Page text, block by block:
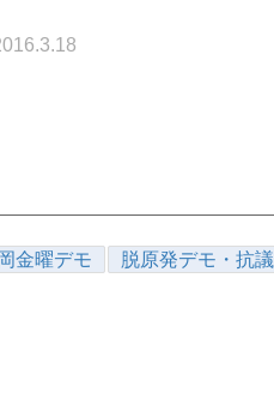
金曜デモ 脱原発デモ・抗議